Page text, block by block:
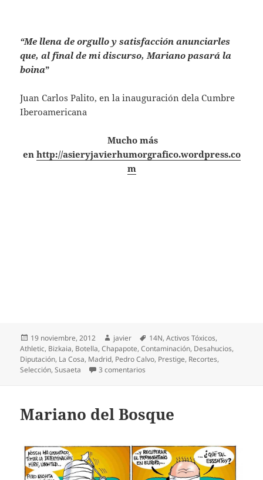
“Me llena de orgullo y satisfacción anunciarles
que, al final de mi discurso, Mariano pasará la
boina”
Juan Carlos Palito, en la inauguración dela Cumbre
Iberoamericana
Mucho más
en http://asieryjavierhumorgrafico.wordpress.co
m
Publicado
el
19 noviembre, 2012 Autor
javier Etiquetas
14N,Activos Tóxicos,
Athletic, Bizkaia, Botella,Chapapote,Contaminación, Desahucios,
Diputación, La Cosa, Madrid, Pedro Calvo, Prestige, Recortes,
Selección,Susaeta 3 comentarios
Mariano del Bosque